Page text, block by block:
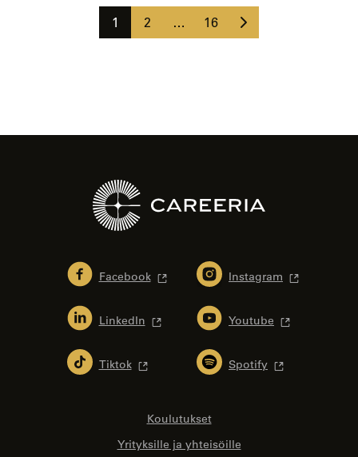
Sivu
1 Sivu
2 … Sivu
16
Seuraava
sivu
Facebook Instagram
LinkedIn Youtube
Tiktok Spotify
Koulutukset
Yrityksille ja yhteisöille